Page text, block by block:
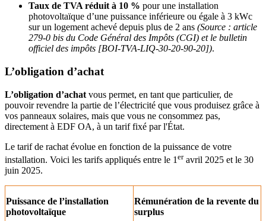
Taux de TVA réduit à 10 % pour une installation
photovoltaïque d’une puissance inférieure ou égale à 3 kWc
sur un logement achevé depuis plus de 2 ans (Source : article
279-0 bis du Code Général des Impôts (CGI) et le bulletin
officiel des impôts [BOI-TVA-LIQ-30-20-90-20]).
L’obligation d’achat
L’obligation d’achat vous permet, en tant que particulier, de
pouvoir revendre la partie de l’électricité que vous produisez grâce à
vos panneaux solaires, mais que vous ne consommez pas,
directement à EDF OA, à un tarif fixé par l'État.
Le tarif de rachat évolue en fonction de la puissance de votre
installation. Voici les tarifs appliqués entre le 1 eravril 2025 et le 30
juin 2025.
Puissance de l’installation
photovoltaïque
Rémunération de la revente du
surplus